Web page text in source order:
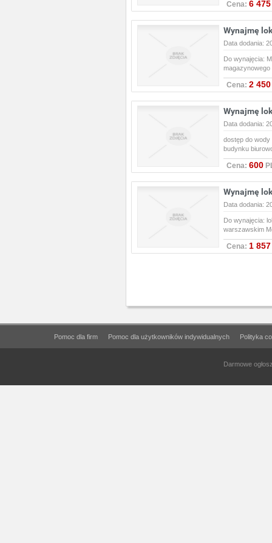
Cena: 6 475
Wynajmę
Data dodania:
Do wynajęcia:
Cena: 2 450
Wynajmę
Data dodania:
dostęp do
budynku
Cena: 600
Wynajmę
Data dodania:
Do wynajęcia:
warszawskim
Cena: 1 857
Pomoc dla firm Pomoc dla użytkowników indywidualnych Polityka
Darmowe